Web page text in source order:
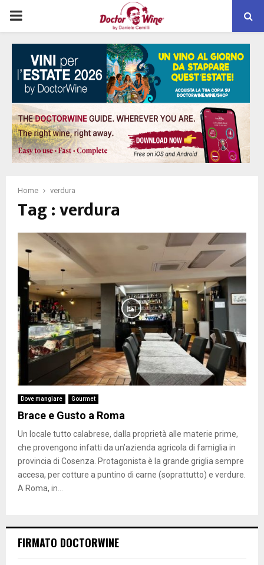
PRIMARY
MENU
Home verdura
Tag : verdura
Dove mangiare Gourmet
Brace e Gusto a Roma
Un locale tutto calabrese, dalla proprietà alle materie prime,
che provengono infatti da un’azienda agricola di famiglia in
provincia di Cosenza. Protagonista è la grande griglia sempre
accesa, per cotture a puntino di carne (soprattutto) e verdure.
A Roma, in...
FIRMATO DOCTORWINE